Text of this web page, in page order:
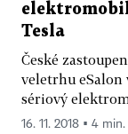
Tesla
České
veletrhu eSalon
sériový
16. 11. 2018 ▪ 4